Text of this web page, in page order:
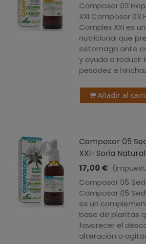
Composor 03
XXI Composor 03
Complex XXI es
nutricional que
estomago ante
y ayuda a reducir
pesadez e
Añadir al
Composor 05
XXI · Soria
17,00 €
Composor 05
Composor 05
es un
base de plantas
favorecer el
alteración o